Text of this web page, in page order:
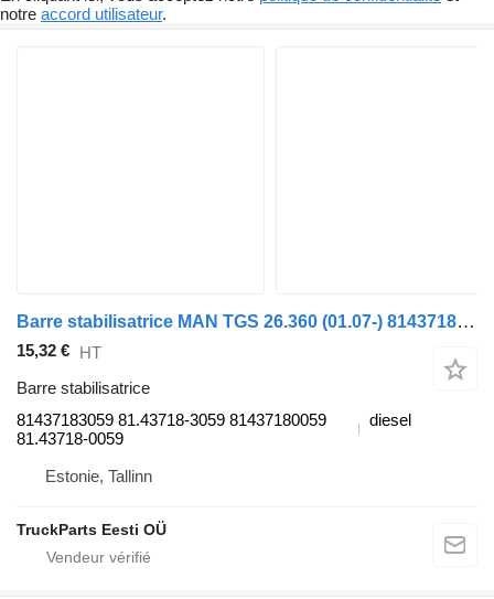
notre accord utilisateur.
Barre stabilisatrice MAN TGS 26.360 (01.07-) 81437183059 pour tracteur routier MAN TGL, TGM, TGS, TGX (2005-2021)
15,32 € HT
Barre stabilisatrice
81437183059 81.43718-3059 81437180059
81.43718-0059
diesel
Estonie, Tallinn
TruckParts Eesti OÜ